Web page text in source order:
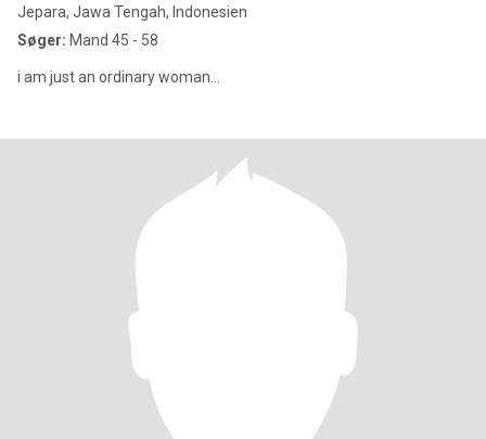
Jepara, Jawa Tengah, Indonesien
Søger: Mand 45 - 58
i am just an ordinary woman...